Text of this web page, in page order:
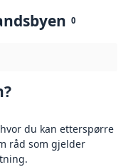
0
du kan etterspørre
råd som gjelder